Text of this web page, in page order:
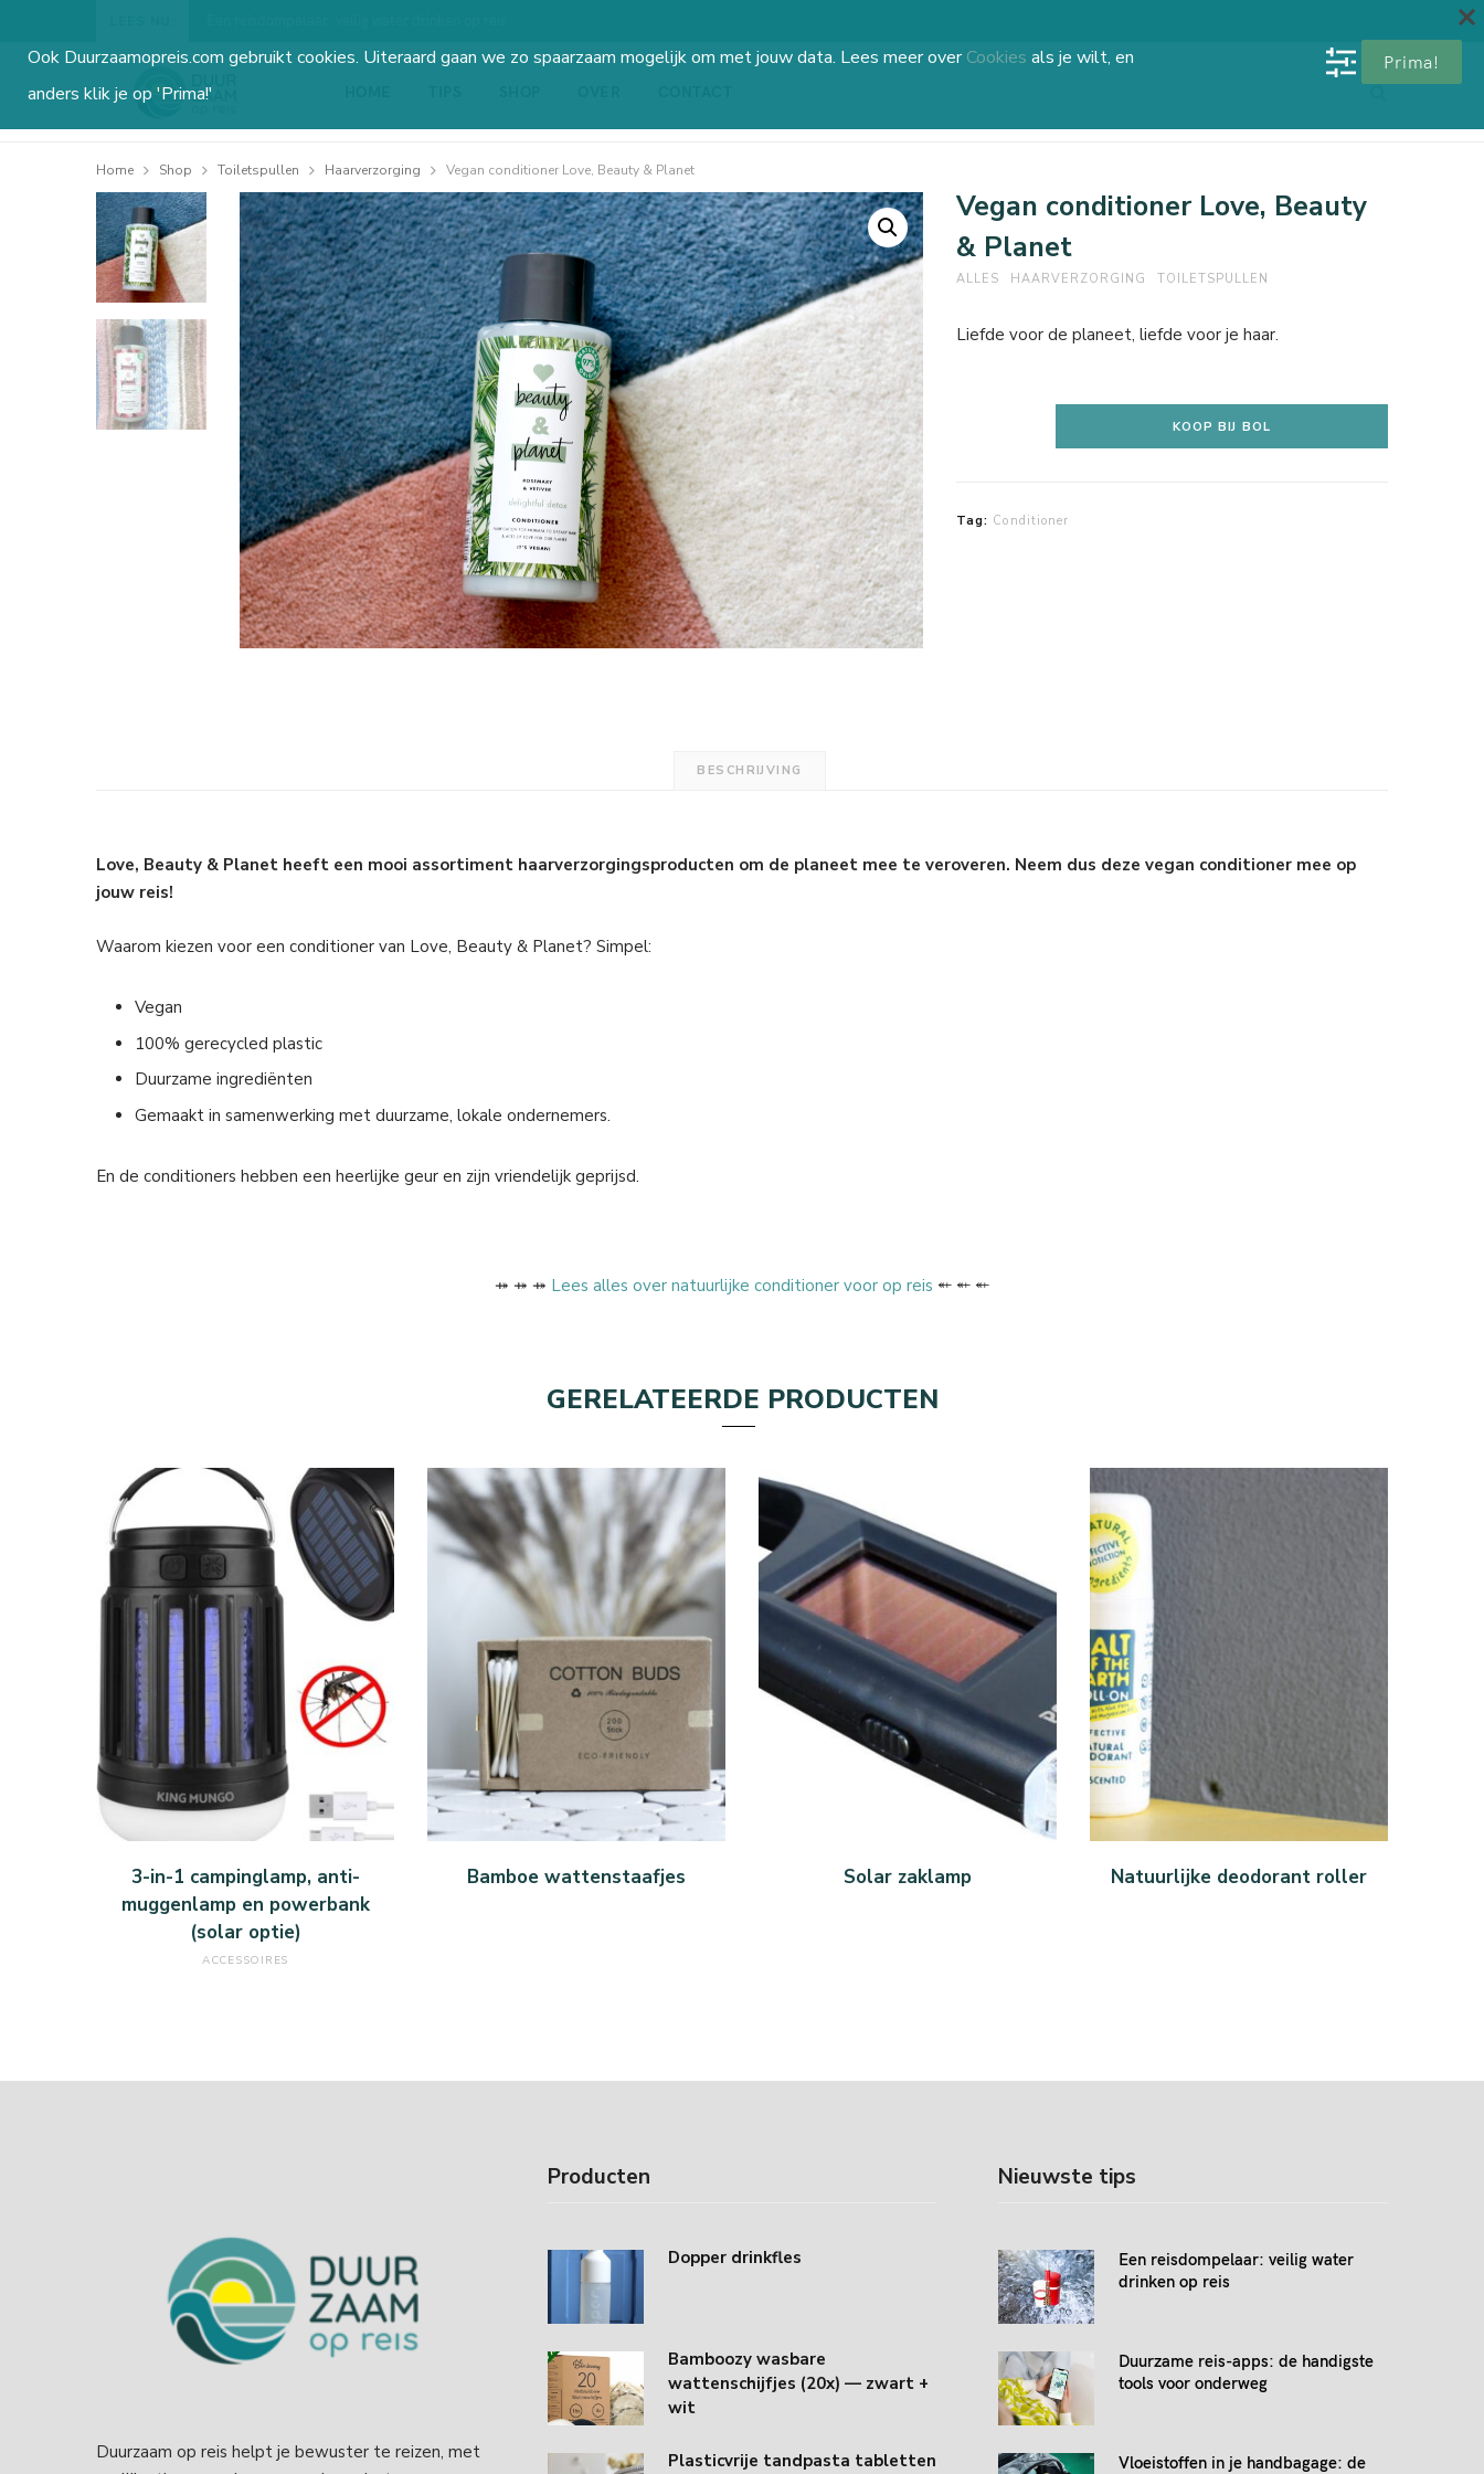
Home Shop Toiletspullen Haarverzorging Vegan conditioner Love, Beauty & Planet
Vegan conditioner Love, Beauty
& Planet
ALLES HAARVERZORGING TOILETSPULLEN
Liefde voor de planeet, liefde voor je haar.
KOOP BIJ BOL
Tag: Conditioner
BESCHRIJVING
Love, Beauty & Planet heeft een mooi assortiment haarverzorgingsproducten om de planeet mee te veroveren. Neem dus deze vegan conditioner mee op
jouw reis!
Waarom kiezen voor een conditioner van Love, Beauty & Planet? Simpel:
Vegan
100% gerecycled plastic
Duurzame ingrediënten
Gemaakt in samenwerking met duurzame, lokale ondernemers.
En de conditioners hebben een heerlijke geur en zijn vriendelijk geprijsd.
⤀ ⤀ ⤀ Lees alles over natuurlijke conditioner voor op reis ⬴ ⬴ ⬴
GERELATEERDE PRODUCTEN
3-in-1 campinglamp, anti-
muggenlamp en powerbank
(solar optie)
ACCESSOIRES
Bamboe wattenstaafjes Solar zaklamp Natuurlijke deodorant roller
Duurzaam op reis helpt je bewuster te reizen, met
Producten
Dopper drinkfles
Bamboozy wasbare
wattenschijfjes (20x) — zwart +
wit
Plasticvrije tandpasta tabletten
Nieuwste tips
Een reisdompelaar: veilig water
drinken op reis
Duurzame reis-apps: de handigste
tools voor onderweg
Vloeistoffen in je handbagage: de
Ook Duurzaamopreis.com gebruikt cookies. Uiteraard gaan we zo spaarzaam mogelijk om met jouw data. Lees meer overCookies als je wilt, en
anders klik je op 'Prima!'
Prima!